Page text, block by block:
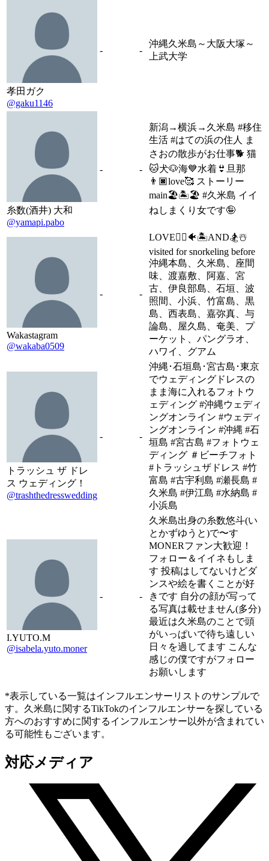
孝田ガク
@gaku1146
- -
沖縄久米島～大阪大塚～
上武大学
糸数(酒井) 大和
@yamapi.pabo
- -
新潟→横浜→久米島 #移住
生活 #はての浜の住人 ま
さおの散歩がお仕事🐕 猫
🐱犬🐶海💙水着👙旦那
👨🏿love🥰 ストーリー
main🏖🏝🏖 #久米島 イイ
ねしまくり女です🤪
Wakastagram
@wakaba0509
- -
LOVE🧜‍♀️🐠🏝AND🏂☃️
visited for snorkeling before
沖縄本島、久米島、座間
味、渡嘉敷、阿嘉、宮
古、伊良部島、石垣、波
照間、小浜、竹富島、黒
島、西表島、嘉弥真、与
論島、屋久島、奄美、プ
ーケット、パングラオ、
ハワイ、グアム
トラッシュ ザ ドレ
ス ウェディング！
@trashthedresswedding
- -
沖縄･石垣島･宮古島･東京
でウェディングドレスの
まま海に入れるフォトウ
ェディング #沖縄ウェディ
ングオンライン #ウェディ
ングオンライン #沖縄 #石
垣島 #宮古島 #フォトウェ
ディング ＃ビーチフォト
#トラッシュザドレス #竹
富島 #古宇利島 #瀬長島 #
久米島 #伊江島 #水納島 #
小浜島
I.YUTO.M
@isabela.yuto.moner
- -
久米島出身の糸数悠斗(い
とかずゆうと)で〜す
MONERファン大歓迎！
フォロー＆イイネもしま
す 投稿はしてないけどダ
ンスや絵を書くことが好
きです 自分の顔が写って
る写真は載せません(多分)
最近は久米島のことで頭
がいっぱいで待ち遠しい
日々を過してます こんな
感じの僕ですがフォロー
お願いします
*表示している一覧はインフルエンサーリストのサンプルで
す。久米島に関するTikTokのインフルエンサーを探している
方へのおすすめに関するインフルエンサー以外が含まれてい
る可能性もございます。
対応メディア